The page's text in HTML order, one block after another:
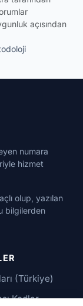
açısından
numara
hizmet
olup, yazılan
bilgilerden
(Türkiye)
Kodlar